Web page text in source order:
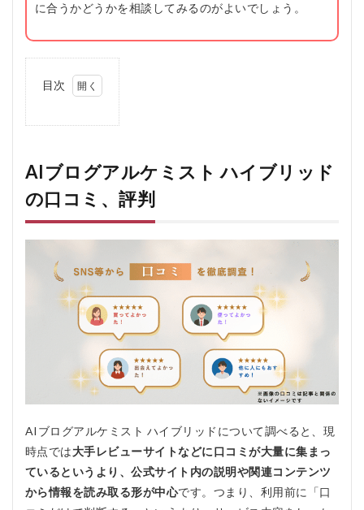
に合うかどうかを相談してみるのがよいでしょう。
目次
ケミ
スト
ハイ
ブリ
ッド
の口
ミ、
評判
1.1
待さ
点
1.2
気に
なる
点と
AIブログアルケミスト ハイブリッド
の口コミ、評判
AIブログアルケミスト ハイブリッドについて調べると、現
時点では大手レビューサイトなどに口コミが大量に集まっ
ているというより、公式サイト内の説明や関連コンテンツ
から情報を読み取る形が中心です。つまり、利用前に「口